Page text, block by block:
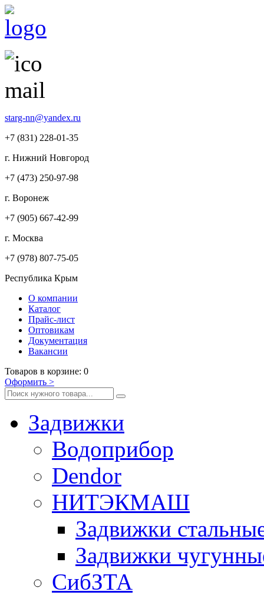
starg-nn@yandex.ru
+7 (831) 228-01-35
г. Нижний Новгород
+7 (473) 250-97-98
г. Воронеж
+7 (905) 667-42-99
г. Москва
+7 (978) 807-75-05
Республика Крым
О компании
Каталог
Прайс-лист
Оптовикам
Документация
Вакансии
Товаров в корзине: 0
Оформить >
Задвижки
Водоприбор
Dendor
НИТЭКМАШ
Задвижки
Задвижки
СибЗТА